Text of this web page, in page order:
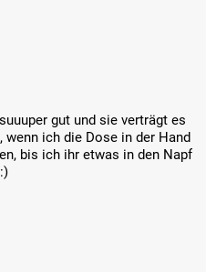
gut und sie verträgt es
ich die Dose in der Hand
bis ich ihr etwas in den Napf